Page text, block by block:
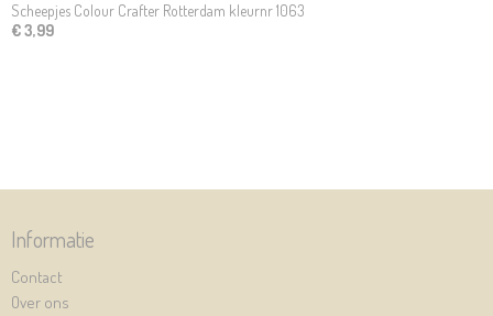
Scheepjes Colour Crafter Rotterdam kleurnr 1063
€ 3,99
Informatie
Contact
Over ons